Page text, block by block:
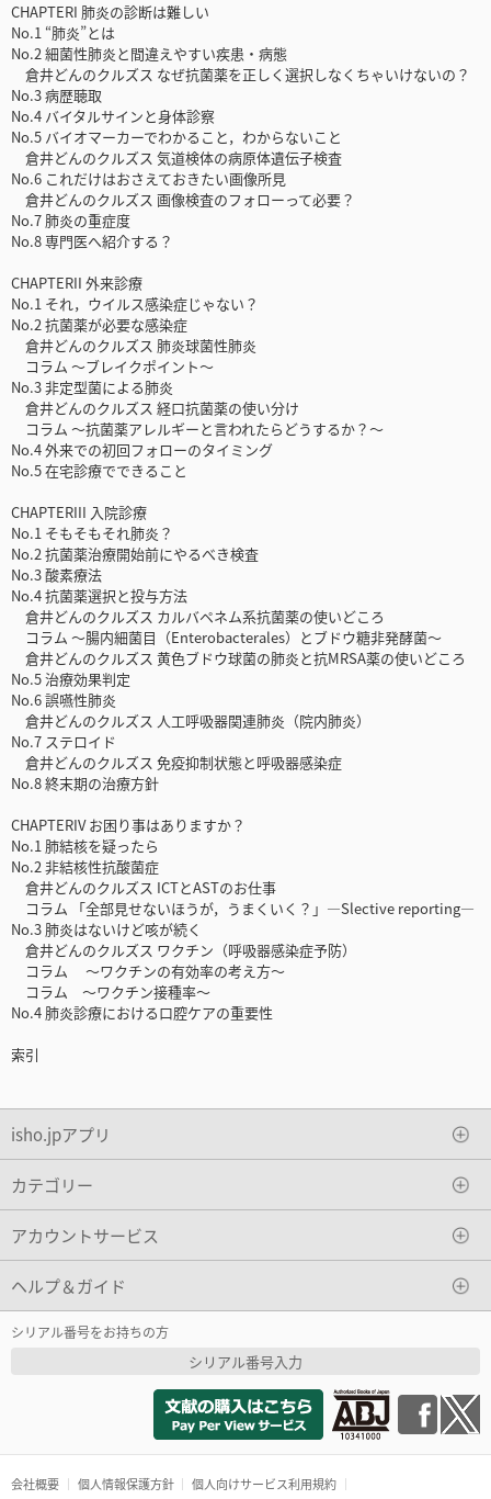
CHAPTERI 肺炎の診断は難しい
No.1 “肺炎”とは
No.2 細菌性肺炎と間違えやすい疾患・病態
倉井どんのクルズス なぜ抗菌薬を正しく選択しなくちゃいけないの？
No.3 病歴聴取
No.4 バイタルサインと身体診察
No.5 バイオマーカーでわかること，わからないこと
倉井どんのクルズス 気道検体の病原体遺伝子検査
No.6 これだけはおさえておきたい画像所見
倉井どんのクルズス 画像検査のフォローって必要？
No.7 肺炎の重症度
No.8 専門医へ紹介する？
CHAPTERII 外来診療
No.1 それ，ウイルス感染症じゃない？
No.2 抗菌薬が必要な感染症
倉井どんのクルズス 肺炎球菌性肺炎
コラム ～ブレイクポイント～
No.3 非定型菌による肺炎
倉井どんのクルズス 経口抗菌薬の使い分け
コラム ～抗菌薬アレルギーと言われたらどうするか？～
No.4 外来での初回フォローのタイミング
No.5 在宅診療でできること
CHAPTERIII 入院診療
No.1 そもそもそれ肺炎？
No.2 抗菌薬治療開始前にやるべき検査
No.3 酸素療法
No.4 抗菌薬選択と投与方法
倉井どんのクルズス カルバペネム系抗菌薬の使いどころ
コラム ～腸内細菌目（Enterobacterales）とブドウ糖非発酵菌～
倉井どんのクルズス 黄色ブドウ球菌の肺炎と抗MRSA薬の使いどころ
No.5 治療効果判定
No.6 誤嚥性肺炎
倉井どんのクルズス 人工呼吸器関連肺炎（院内肺炎）
No.7 ステロイド
倉井どんのクルズス 免疫抑制状態と呼吸器感染症
No.8 終末期の治療方針
CHAPTERIV お困り事はありますか？
No.1 肺結核を疑ったら
No.2 非結核性抗酸菌症
倉井どんのクルズス ICTとASTのお仕事
コラム 「全部見せないほうが，うまくいく？」―Slective reporting―
No.3 肺炎はないけど咳が続く
倉井どんのクルズス ワクチン（呼吸器感染症予防）
コラム ～ワクチンの有効率の考え方～
コラム ～ワクチン接種率～
No.4 肺炎診療における口腔ケアの重要性
索引
isho.jpアプリ
カテゴリー
アカウントサービス
ヘルプ＆ガイド
シリアル番号をお持ちの方
シリアル番号入力
会社概要 個人情報保護方針 個人向けサービス利用規約